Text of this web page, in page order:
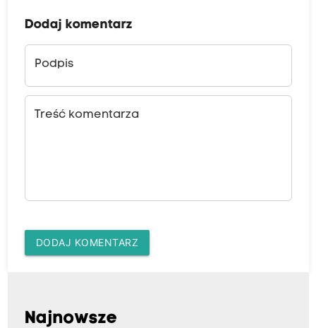
Dodaj komentarz
Podpis
Treść komentarza
DODAJ KOMENTARZ
Najnowsze